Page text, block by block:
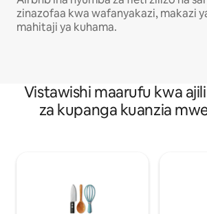
zinazofaa kwa wafanyakazi, makazi
mahitaji ya kuhama.
Vistawishi maarufu kwa
za kupanga kuanzia